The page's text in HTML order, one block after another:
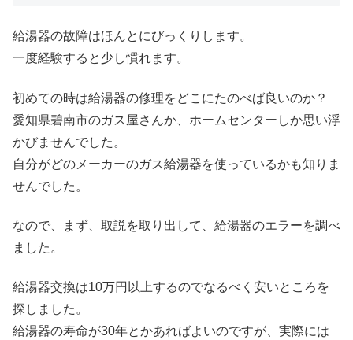
給湯器の故障はほんとにびっくりします。
一度経験すると少し慣れます。
初めての時は給湯器の修理をどこにたのべば良いのか？
愛知県碧南市のガス屋さんか、ホームセンターしか思い浮
かびませんでした。
自分がどのメーカーのガス給湯器を使っているかも知りま
せんでした。
なので、まず、取説を取り出して、給湯器のエラーを調べ
ました。
給湯器交換は10万円以上するのでなるべく安いところを
探しました。
給湯器の寿命が30年とかあればよいのですが、実際には